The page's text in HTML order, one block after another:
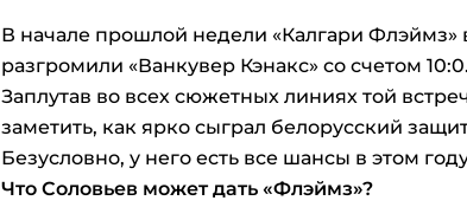
В начале прошлой недели «Калгари Флэймз»
разгромили «Ванкувер Кэнакс» со счетом 10:0.
Заплутав во всех сюжетных линиях той
заметить, как ярко сыграл белорусский
Безусловно, у него есть все шансы в этом
Что Соловьев может дать «Флэймз»?